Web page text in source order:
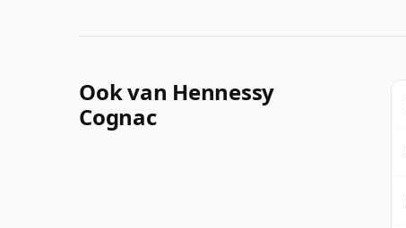
Ook van Hennessy
Cognac